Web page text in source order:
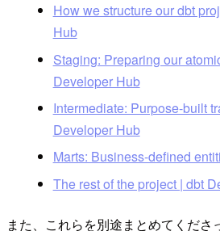
How we structure our dbt
Hub
Staging: Preparing our
Developer Hub
Intermediate: Purpose-built
Developer Hub
Marts: Business-defined
The rest of the project | dbt
また、これらを別途まとめてくだ